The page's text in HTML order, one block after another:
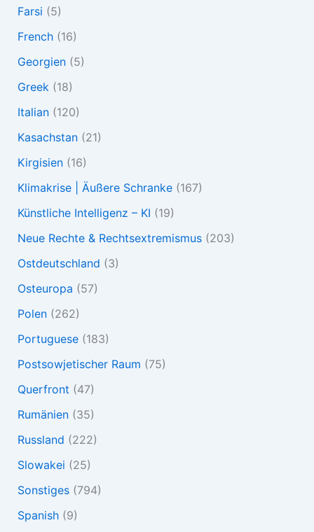
Farsi (5)
French(16)
Georgien(5)
Greek (18)
Italian(120)
Kasachstan(21)
Kirgisien(16)
Klimakrise | Äußere Schranke(167)
Künstliche Intelligenz – KI (19)
Neue Rechte & Rechtsextremismus(203)
Ostdeutschland (3)
Osteuropa (57)
Polen(262)
Portuguese(183)
Postsowjetischer Raum (75)
Querfront (47)
Rumänien(35)
Russland (222)
Slowakei (25)
Sonstiges(794)
Spanish(9)